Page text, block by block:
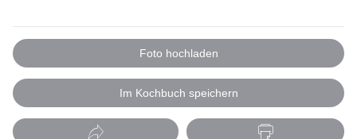
Foto hochladen
Im Kochbuch speichern